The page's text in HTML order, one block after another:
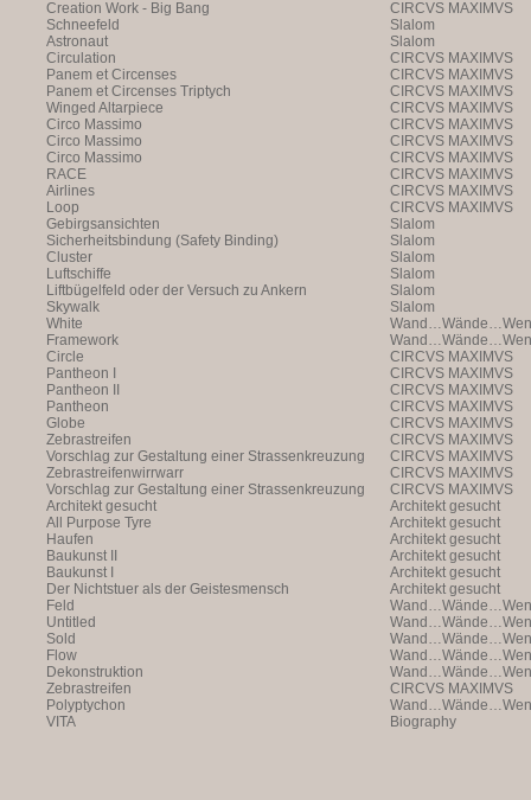
Creation Work - Big Bang
CIRCVS MAXIMVS
Schneefeld
Slalom
Astronaut
Slalom
Circulation
CIRCVS MAXIMVS
Panem et Circenses
CIRCVS MAXIMVS
Panem et Circenses Triptych
CIRCVS MAXIMVS
Winged Altarpiece
CIRCVS MAXIMVS
Circo Massimo
CIRCVS MAXIMVS
Circo Massimo
CIRCVS MAXIMVS
Circo Massimo
CIRCVS MAXIMVS
RACE
CIRCVS MAXIMVS
Airlines
CIRCVS MAXIMVS
Loop
CIRCVS MAXIMVS
Gebirgsansichten
Slalom
Sicherheitsbindung (Safety Binding)
Slalom
Cluster
Slalom
Luftschiffe
Slalom
Liftbügelfeld oder der Versuch zu Ankern
Slalom
Skywalk
Slalom
White
Framework
Circle
CIRCVS MAXIMVS
Pantheon I
CIRCVS MAXIMVS
Pantheon II
CIRCVS MAXIMVS
Pantheon
CIRCVS MAXIMVS
Globe
CIRCVS MAXIMVS
Zebrastreifen
CIRCVS MAXIMVS
Vorschlag zur Gestaltung einer Strassenkreuzung
CIRCVS MAXIMVS
Zebrastreifenwirrwarr
CIRCVS MAXIMVS
Vorschlag zur Gestaltung einer Strassenkreuzung
CIRCVS MAXIMVS
Architekt gesucht
Architekt gesucht
All Purpose Tyre
Architekt gesucht
Haufen
Architekt gesucht
Baukunst II
Architekt gesucht
Baukunst I
Architekt gesucht
Der Nichtstuer als der Geistesmensch
Architekt gesucht
Feld
Untitled
Sold
Flow
Dekonstruktion
Zebrastreifen
CIRCVS MAXIMVS
Polyptychon
VITA
Biography